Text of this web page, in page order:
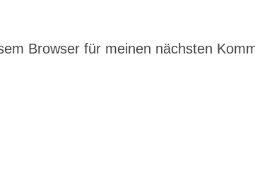
Browser für meinen nächsten